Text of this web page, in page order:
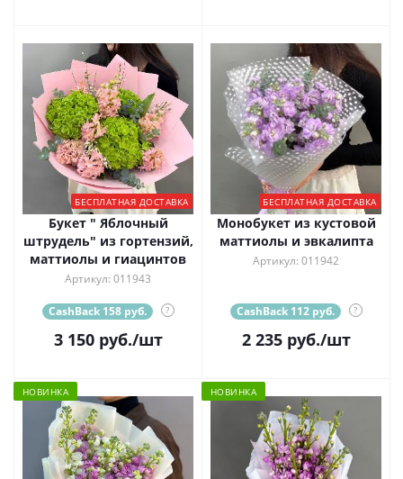
БЕСПЛАТНАЯ ДОСТАВКА
Букет " Яблочный
штрудель" из гортензий,
маттиолы и гиацинтов
Артикул: 011943
CashBack 158 руб. ?
3 150руб./шт
БЕСПЛАТНАЯ ДОСТАВКА
Монобукет из кустовой
маттиолы и эвкалипта
Артикул: 011942
CashBack 112 руб. ?
2 235руб./шт
НОВИНКА НОВИНКА